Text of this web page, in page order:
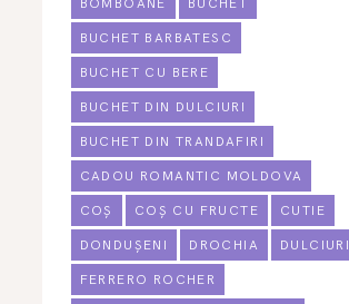
BOMBOANE BUCHET
BUCHET BARBATESC
BUCHET CU BERE
BUCHET DIN DULCIURI
BUCHET DIN TRANDAFIRI
CADOU ROMANTIC MOLDOVA
COȘ COȘ CU FRUCTE CUTIE
DONDUȘENI DROCHIA
FERRERO ROCHER